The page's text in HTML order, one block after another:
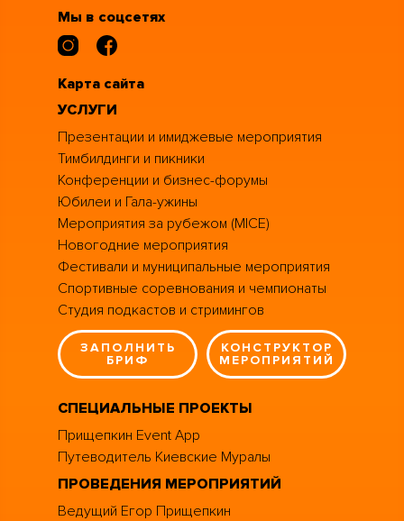
Мы в соцсетях
Карта сайта
УСЛУГИ
Презентации и имиджевые мероприятия
Тимбилдинги и пикники
Конференции и бизнес-форумы
Юбилеи и Гала-ужины
Мероприятия за рубежом (MICE)
Новогодние мероприятия
Фестивали и муниципальные мероприятия
Спортивные соревнования и чемпионаты
Студия подкастов и стримингов
ЗАПОЛНИТЬ
БРИФ
КОНСТРУКТОР
МЕРОПРИЯТИЙ
СПЕЦИАЛЬНЫЕ ПРОЕКТЫ
Прищепкин Event App
Путеводитель Киевские Муралы
ПРОВЕДЕНИЯ МЕРОПРИЯТИЙ
Ведущий Егор Прищепкин